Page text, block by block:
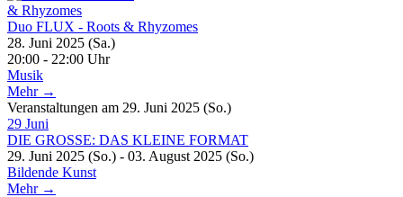
Duo FLUX - Roots & Rhyzomes
28. Juni 2025 (Sa.)
20:00 - 22:00 Uhr
Musik
Mehr →
Veranstaltungen am 29. Juni 2025 (So.)
29 Juni
DIE GROSSE: DAS KLEINE FORMAT
29. Juni 2025 (So.) - 03. August 2025 (So.)
Bildende Kunst
Mehr →